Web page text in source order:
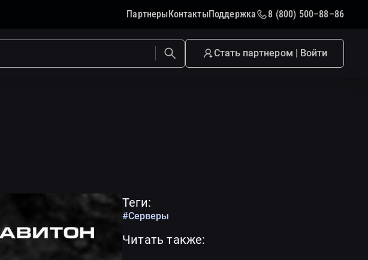
ПартнерыКонтактыПоддержка 8 (800) 500–88–86
Стать партнером | Войти
Теги:
#Серверы
Читать также: